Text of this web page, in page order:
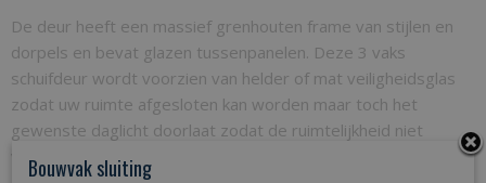
De deur heeft een massief grenhouten frame van stijlen en
dorpels en bevat glazen tussenpanelen. Deze 3 vaks
schuifdeur wordt voorzien van helder of mat veiligheidsglas
zodat uw ruimte afgesloten kan worden maar toch het
gewenste daglicht doorlaat zodat de ruimtelijkheid niet
verloren gaat.
Bouwvak sluiting